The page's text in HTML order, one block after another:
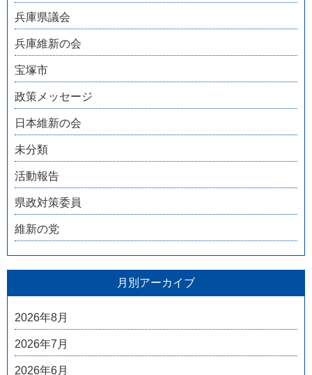
兵庫県議会
兵庫維新の会
宝塚市
政策メッセージ
日本維新の会
未分類
活動報告
県政対策委員
維新の党
月別アーカイブ
2026年8月
2026年7月
2026年6月